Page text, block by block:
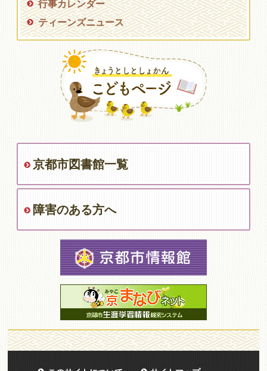
行事カレンダー
ティーンズニュース
京都市図書館一覧
障害のある方へ